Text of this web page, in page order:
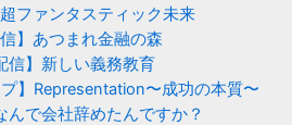
超ファンタスティック未来
信】あつまれ金融の森
信】新しい義務教育
プ】Representation〜成功の本質〜
んで会社辞めたんですか？